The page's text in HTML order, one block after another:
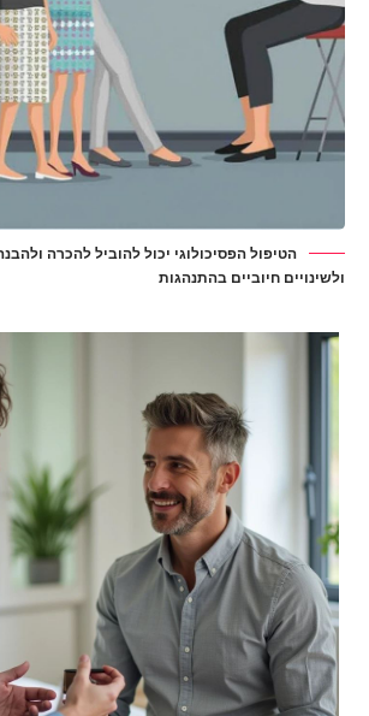
הטיפול הפסיכולוגי יכול להוביל להכרה
ולשינויים חיוביים בהתנהגות